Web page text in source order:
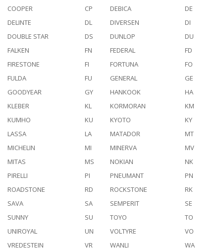
COOPER
CP DEBICA
DE
DELINTE
DL DIVERSEN
DI
DOUBLE STAR
DS DUNLOP
DU
FALKEN
FN FEDERAL
FD
FIRESTONE
FI FORTUNA
FO
FULDA
FU GENERAL
GE
GOODYEAR
GY HANKOOK
HA
KLEBER
KL KORMORAN
KM
KUMHO
KU KYOTO
KY
LASSA
LA MATADOR
MT
MICHELIN
MI MINERVA
MV
MITAS
MS NOKIAN
NK
PIRELLI
PI PNEUMANT
PN
ROADSTONE
RD ROCKSTONE
RK
SAVA
SA SEMPERIT
SE
SUNNY
SU TOYO
TO
UNIROYAL
UN VOLTYRE
VO
VREDESTEIN
VR WANLI
WA